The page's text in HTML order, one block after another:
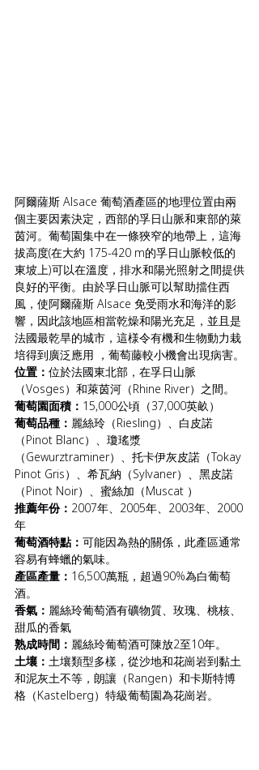
阿爾薩斯 Alsace 葡萄酒產區的地理位置由兩
個主要因素決定，西部的孚日山脈和東部的萊
茵河。葡萄園集中在一條狹窄的地帶上，這海
拔高度(在大約 175-420 m的孚日山脈較低的
東坡上)可以在溫度，排水和陽光照射之間提供
良好的平衡。由於孚日山脈可以幫助擋住西
風，使阿爾薩斯 Alsace 免受雨水和海洋的影
響，因此該地區相當乾燥和陽光充足，並且是
法國最乾旱的城市，這様令有機和生物動力栽
培得到廣泛應用 ，葡萄藤較小機會出現病害。
位置： 位於法國東北部，在孚日山脈
（Vosges）和萊茵河（Rhine River）之間。
葡萄園面積： 15,000公頃（37,000英畝）
葡萄品種： 麗絲玲（Riesling）、白皮諾
（Pinot Blanc）、瓊瑤漿
（Gewurztraminer）、托卡伊灰皮諾（Tokay
Pinot Gris）、希瓦納（Sylvaner）、黑皮諾
（Pinot Noir）、蜜絲加（Muscat ）
推薦年份： 2007年、2005年、2003年、2000
年
葡萄酒特點： 可能因為熱的關係，此產區通常
容易有蜂蠟的氣味。
產區產量： 16,500萬瓶，超過90%為白葡萄
酒。
香氣： 麗絲玲葡萄酒有礦物質、玫瑰、桃核、
甜瓜的香氣
熟成時間： 麗絲玲葡萄酒可陳放2至10年。
土壤： 土壤類型多樣，從沙地和花崗岩到黏土
和泥灰土不等，朗讓（Rangen）和卡斯特博
格（Kastelberg）特級葡萄園為花崗岩。